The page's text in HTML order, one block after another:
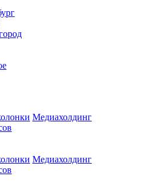
Медиахолдинг
Медиахолдинг